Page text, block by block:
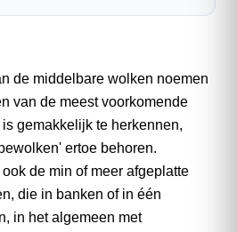
de middelbare wolken noemen
van de meest voorkomende
gemakkelijk te herkennen,
ertoe behoren.
de min of meer afgeplatte
die in banken of in één
in het algemeen met